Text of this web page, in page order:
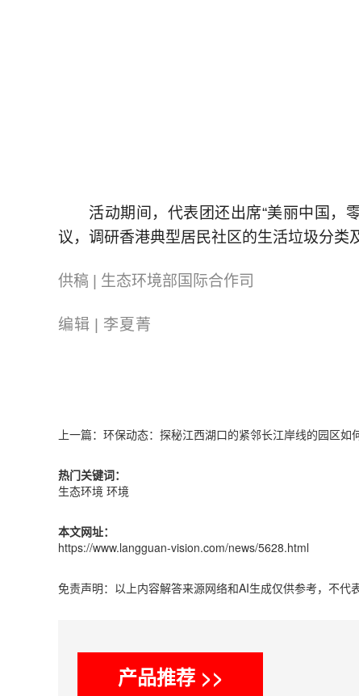
活动期间，代表团还出席“美丽中国，
议，调研香港典型居民社区的生活垃圾分类
供稿 | 生态环境部 国际合作司
编辑 | 李夏菁
上一篇： 环保动态：探秘江西湖口的紧邻长江岸线的园区如
热门关键词：
生态环境 环境
本文网址：
https://www.langguan-vision.com/news/5628.html
免责声明：以上内容解答来源网络和AI生成仅供参考，不
产品推荐 >>